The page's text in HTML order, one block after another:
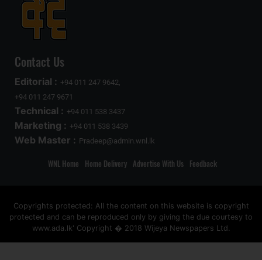
Contact Us
Editorial : +94 011 247 9642,
+94 011 247 9671
Technical : +94 011 538 3437
Marketing : +94 011 538 3439
Web Master : Pradeep@admin.wnl.lk
WNL Home Home Delivery Advertise With Us Feedback
Copyrights protected: All the content on this website is copyright
protected and can be reproduced only by giving the due courtesy to
www.ada.lk' Copyright � 2018 Wijeya Newspapers Ltd.